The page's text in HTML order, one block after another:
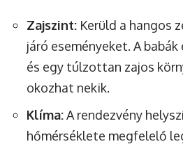
Zajszint: Kerüld a hangos
járó eseményeket. A babák
és egy túlzottan zajos
okozhat nekik.
Klíma:A rendezvény
hőmérséklete megfelelő